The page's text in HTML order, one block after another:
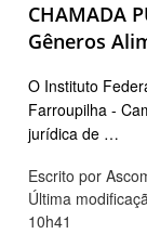
CHAMADA
Gêneros
O Instituto
Farroupilha -
jurídica de …
Escrito por
Última
10h41